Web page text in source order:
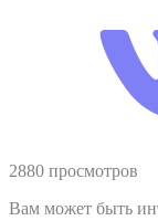
2880 просмотров
Вам может быть